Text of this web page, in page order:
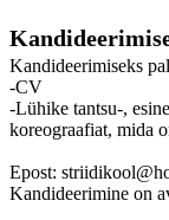
Kandideerimiseks
-CV
-Lühike tantsu-,
koreograafiat, mida
Epost:
Kandideerimine on